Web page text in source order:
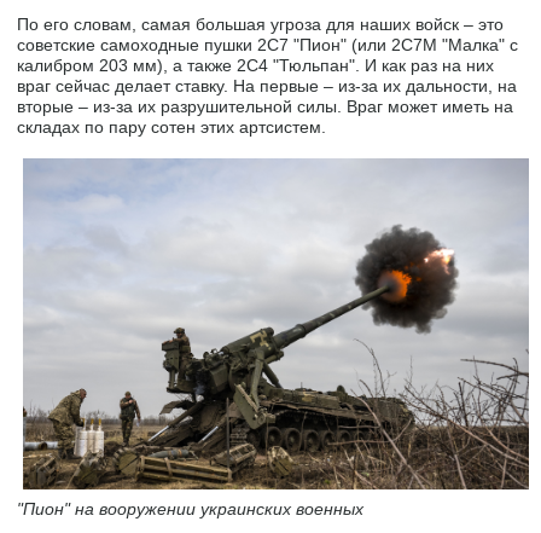
По его словам, самая большая угроза для наших войск – это
советские самоходные пушки 2С7 "Пион" (или 2С7М "Малка" с
калибром 203 мм), а также 2С4 "Тюльпан". И как раз на них
враг сейчас делает ставку. На первые – из-за их дальности, на
вторые – из-за их разрушительной силы. Враг может иметь на
складах по пару сотен этих артсистем.
"Пион" на вооружении украинских военных